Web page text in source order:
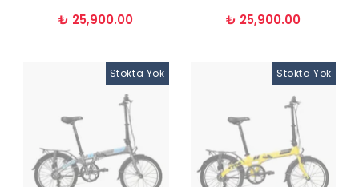
₺ 25,900.00 ₺ 25,900.00
Stokta Yok Stokta Yok